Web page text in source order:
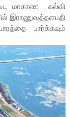
மாகாண கல்வி
இராணுவத்தளபதி
பார்க்கவும்